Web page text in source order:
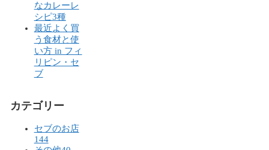
なカレーレ
シピ3種
最近よく買
う食材と使
い方 in フィ
リピン・セ
ブ
カテゴリー
セブのお店
144